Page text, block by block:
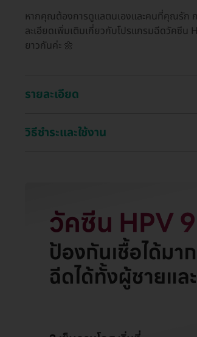
หากคุณต้องการดูแลตนเองและคนที่คุณรัก
ละเอียดเพิ่มเติมเกี่ยวกับโปรแกรมฉีดวัคซีน
ยาวกันค่ะ 🌼
รายละเอียด
วิธีชำระและใช้งาน